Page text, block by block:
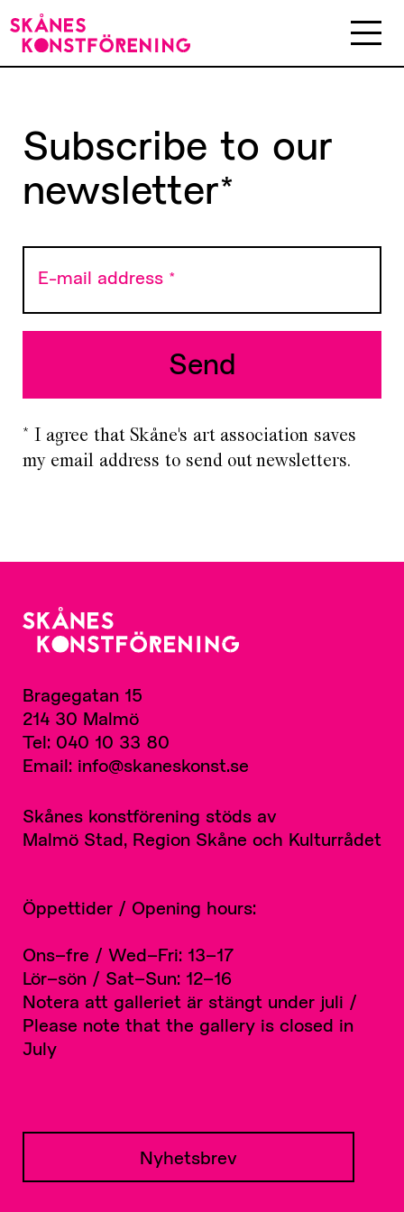
Subscribe to our
newsletter*
* I agree that Skåne's art association saves
my email address to send out newsletters.
Bragegatan 15
214 30 Malmö
Tel: 040 10 33 80
Email: info@skaneskonst.se
Skånes konstförening stöds av
Malmö Stad, Region Skåne och Kulturrådet
Öppettider / Opening hours:
Ons–fre / Wed–Fri: 13–17
Lör–sön / Sat–Sun: 12–16
Notera att galleriet är stängt under juli /
Please note that the gallery is closed in
July
Nyhetsbrev